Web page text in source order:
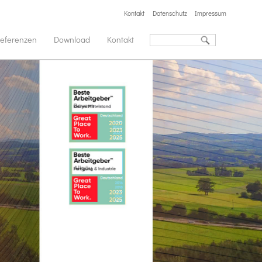
Kontakt Datenschutz Impressum
Download Kontakt